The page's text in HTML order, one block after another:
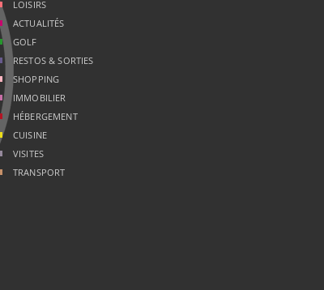
LOISIRS
ACTUALITÉS
GOLF
RESTOS & SORTIES
SHOPPING
IMMOBILIER
HÉBERGEMENT
CUISINE
VISITES
TRANSPORT